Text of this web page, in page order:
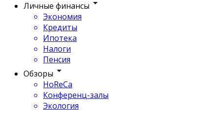
Личные финансы
Экономия
Кредиты
Ипотека
Налоги
Пенсия
Обзоры
HoReCa
Конференц-залы
Экология